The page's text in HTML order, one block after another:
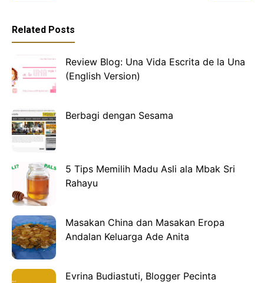
Related Posts
Review Blog: Una Vida Escrita de la Una
(English Version)
Berbagi dengan Sesama
5 Tips Memilih Madu Asli ala Mbak Sri
Rahayu
Masakan China dan Masakan Eropa
Andalan Keluarga Ade Anita
Evrina Budiastuti, Blogger Pecinta